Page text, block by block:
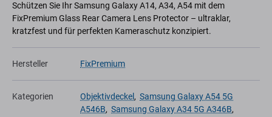
Schützen Sie Ihr Samsung Galaxy A14, A34, A54 mit dem
FixPremium Glass Rear Camera Lens Protector – ultraklar,
kratzfest und für perfekten Kameraschutz konzipiert.
Hersteller FixPremium
Kategorien Objektivdeckel , Samsung Galaxy A54 5G
A546B, Samsung Galaxy A34 5G A346B,